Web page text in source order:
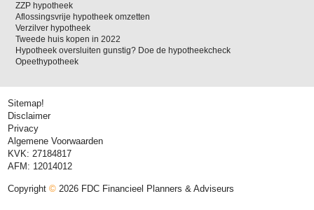
ZZP hypotheek
Aflossingsvrije hypotheek omzetten
Verzilver hypotheek
Tweede huis kopen in 2022
Hypotheek oversluiten gunstig? Doe de hypotheekcheck
Opeethypotheek
Sitemap!
Disclaimer
Privacy
Algemene Voorwaarden
KVK: 27184817
AFM: 12014012
Copyright© 2026 FDC Financieel Planners & Adviseurs